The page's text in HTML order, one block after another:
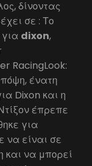
δίνοντας
σε : Το
dixon,
RacingLook:
ένατη
Dixon και η
έπρεπε
για
να είναι σε
και να μπορεί